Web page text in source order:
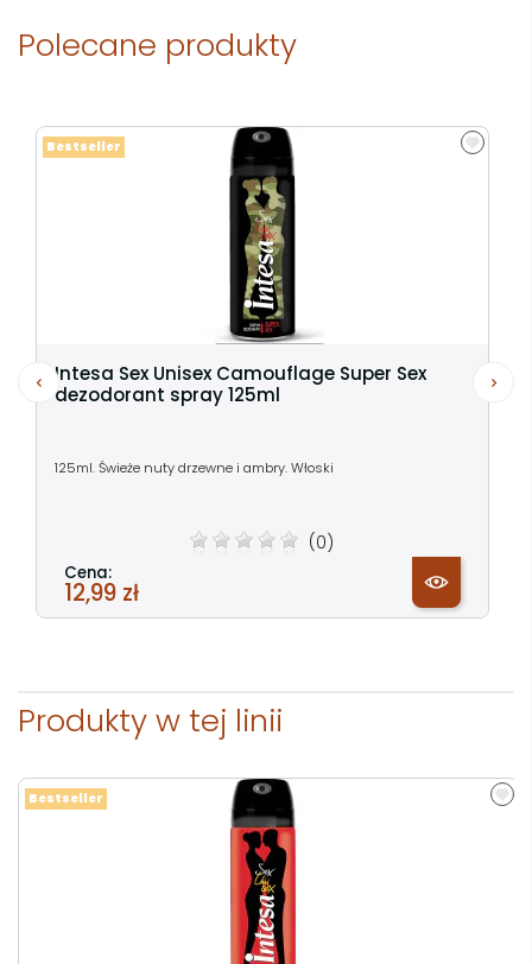
Polecane produkty
Intesa Sex Unisex Camouflage Super Sex
dezodorant spray 125ml
125ml. Świeże nuty drzewne i ambry. Włoski
(0)
Cena:
12,99 zł
Bestseller
Produkty w tej linii
Bestseller